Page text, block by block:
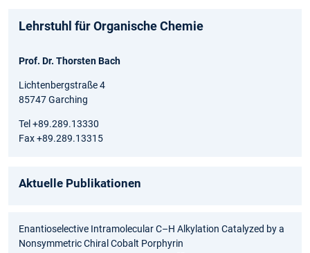
Lehrstuhl für Organische Chemie
Prof. Dr. Thorsten Bach
Lichtenbergstraße 4
85747 Garching
Tel +89.289.13330
Fax +89.289.13315
Aktuelle Publikationen
Enantioselective Intramolecular C–H Alkylation Catalyzed by a
Nonsymmetric Chiral Cobalt Porphyrin